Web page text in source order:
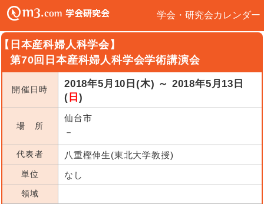
学会・研究会カレンダー
日本産科婦人科学会】
第70回日本産科婦人科学会学術講演会
開催日時
2018年5月10日(木) ～ 2018年5月13日
( 日 )
場 所
仙台市
－
代表者 八重樫伸生(東北大学教授)
単位 なし
領域